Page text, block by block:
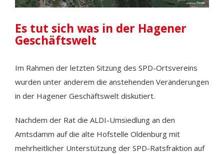
Es tut sich was in der Hagener
Geschäftswelt
Im Rahmen der letzten Sitzung des SPD-Ortsvereins
wurden unter anderem die anstehenden Veränderungen
in der Hagener Geschäftswelt diskutiert.
Nachdem der Rat die ALDI-Umsiedlung an den
Amtsdamm auf die alte Hofstelle Oldenburg mit
mehrheitlicher Unterstützung der SPD-Ratsfraktion auf